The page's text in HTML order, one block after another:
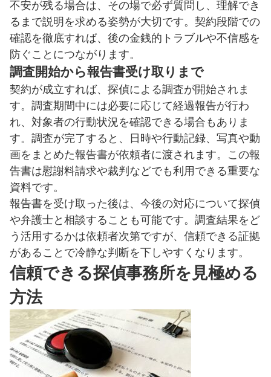
不安が残る場合は、その場で必ず質問し、理解でき
るまで説明を求める姿勢が大切です。契約段階での
確認を徹底すれば、後の金銭的トラブルや不信感を
防ぐことにつながります。
調査開始から報告書受け取りまで
契約が成立すれば、探偵による調査が開始されま
す。調査期間中には必要に応じて経過報告が行わ
れ、対象者の行動状況を確認できる場合もありま
す。調査が完了すると、日時や行動記録、写真や動
画をまとめた報告書が依頼者に渡されます。この報
告書は慰謝料請求や裁判などでも利用できる重要な
資料です。
報告書を受け取った後は、今後の対応について探偵
や弁護士と相談することも可能です。調査結果をど
う活用するかは依頼者次第ですが、信頼できる証拠
があることで冷静な判断を下しやすくなります。
信頼できる探偵事務所を見極める
方法